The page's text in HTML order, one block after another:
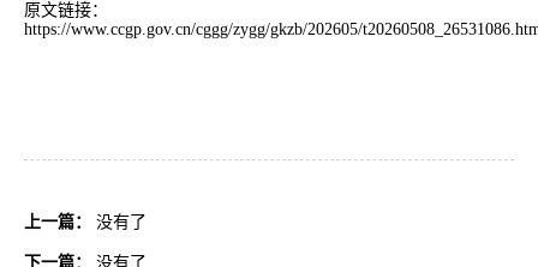
原文链接：
https://www.ccgp.gov.cn/cggg/zygg/gkzb/202605/
上一篇： 没有了
下一篇： 没有了